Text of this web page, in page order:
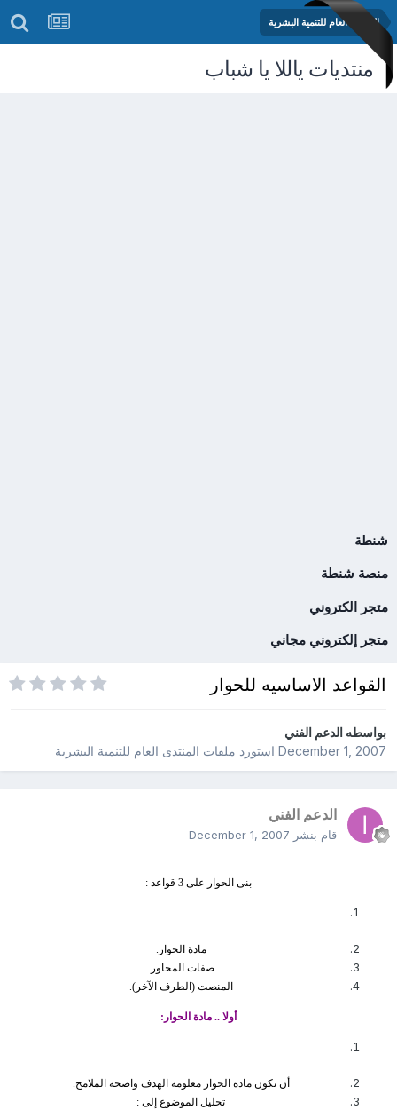
المنتدى العام للتنمية البشرية
منتديات ياللا يا شباب
شنطة
منصة شنطة
متجر الكتروني
متجر إلكتروني مجاني
القواعد الاساسيه للحوار
بواسطهالدعم الفني
December 1, 2007استورد ملفات المنتدى العام للتنمية البشرية
الدعم الفني
قام بنشر December 1, 2007
بنى الحوار على 3 قواعد :
مادة الحوار.
صفات المحاور.
المنصت (الطرف الآخر).
أولا .. مادة الحوار:
أن تكون مادة الحوار معلومة الهدف واضحة الملامح.
تحليل الموضوع إلى :